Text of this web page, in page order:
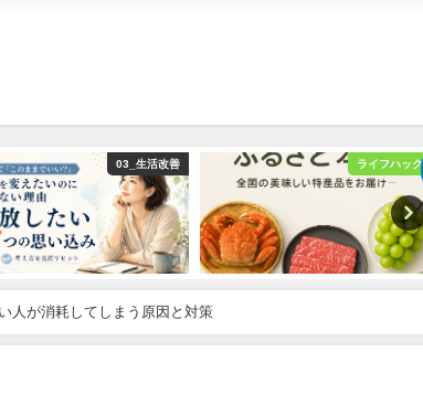
03_生活改善 ライフハック
人が消耗してしまう原因と対策